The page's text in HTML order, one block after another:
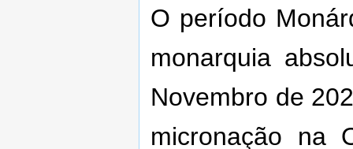
O período
monarquia
Novembro de
micronação na